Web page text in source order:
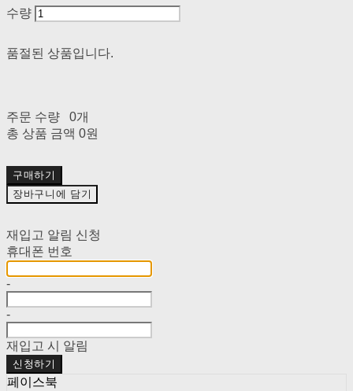
수량
품절된 상품입니다.
주문 수량
0개
총 상품 금액 0원
구매하기
장바구니에 담기
재입고 알림 신청
휴대폰 번호
-
-
재입고 시 알림
신청하기
페이스북